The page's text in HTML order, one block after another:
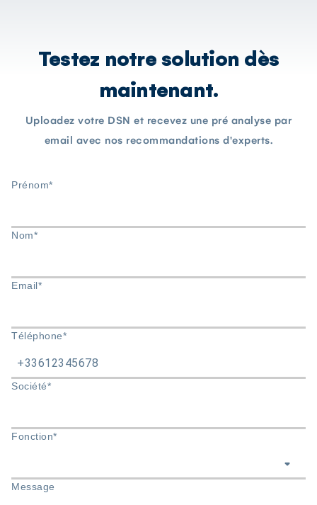
Testez notre solution dès
maintenant.
Uploadez votre DSN et recevez une pré analyse par
email avec nos recommandations d'experts.
Prénom*
Nom*
Email*
Téléphone*
Société*
Fonction*
Message